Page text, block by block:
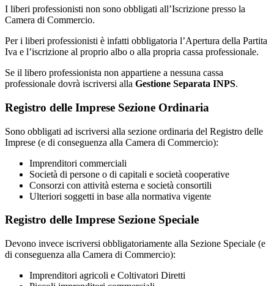
I liberi professionisti non sono obbligati all’Iscrizione presso la
Camera di Commercio.
Per i liberi professionisti è infatti obbligatoria l’Apertura della Partita
Iva e l’iscrizione al proprio albo o alla propria cassa professionale.
Se il libero professionista non appartiene a nessuna cassa
professionale dovrà iscriversi alla Gestione Separata INPS.
Registro delle Imprese Sezione Ordinaria
Sono obbligati ad iscriversi alla sezione ordinaria del Registro delle
Imprese (e di conseguenza alla Camera di Commercio):
Imprenditori commerciali
Società di persone o di capitali e società cooperative
Consorzi con attività esterna e società consortili
Ulteriori soggetti in base alla normativa vigente
Registro delle Imprese Sezione Speciale
Devono invece iscriversi obbligatoriamente alla Sezione Speciale (e
di conseguenza alla Camera di Commercio):
Imprenditori agricoli e Coltivatori Diretti